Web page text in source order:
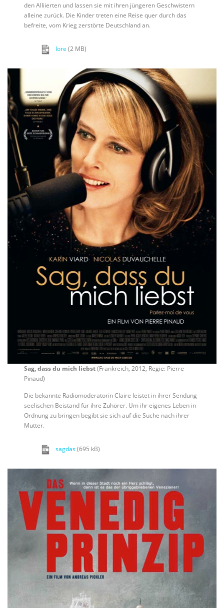
den Alliierten und lassen sie mit ihren jüngeren Geschwistern
alleine zurück. Die Kinder treten eine Reise quer durch das
befreite, vom Krieg zerstörte Deutschland an.
lore (2 MB)
Sag, dass du mich liebst(Frankreich, 2012, Regie: Pierre
Pinaud)
Die bekannte Radiomoderatorin Claire leistet in ihrer Sendung
seelischen Beistand für ihre Zuhörer. Um ihr eigenes Leben in
Ordnung zu bringen begibt sie sich auf die Suche nach ihrer
Mutter.
sagdas(695 kB)